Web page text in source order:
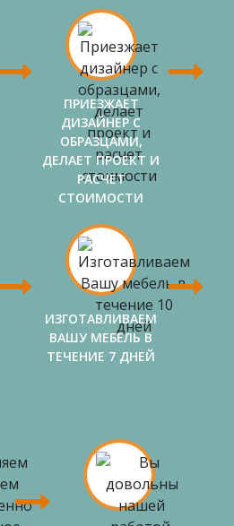
ПРИЕЗЖАЕТ
ДИЗАЙНЕР С
ОБРАЗЦАМИ,
ДЕЛАЕТ ПРОЕКТ И
РАСЧЕТ
СТОИМОСТИ
ИЗГОТАВЛИВАЕМ
ВАШУ МЕБЕЛЬ В
ТЕЧЕНИЕ 7 ДНЕЙ